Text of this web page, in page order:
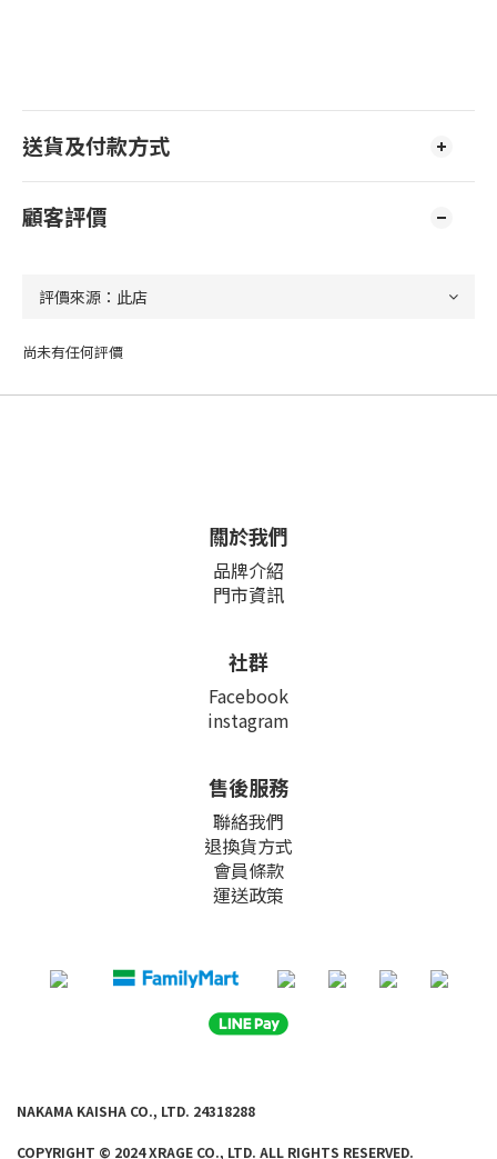
送貨及付款方式
顧客評價
尚未有任何評價
關於我們
品牌介紹
門市資訊
社群
Facebook
instagram
售後服務
聯絡我們
退換貨方式
會員條款
運送政策
NAKAMA KAISHA CO., LTD. 24318288
COPYRIGHT © 2024 XRAGE CO., LTD. ALL RIGHTS RESERVED.